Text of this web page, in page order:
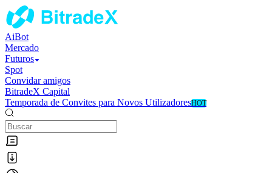
AiBot
Mercado
Futuros
Spot
Convidar amigos
BitradeX Capital
Temporada de Convites para Novos UtilizadoresHOT